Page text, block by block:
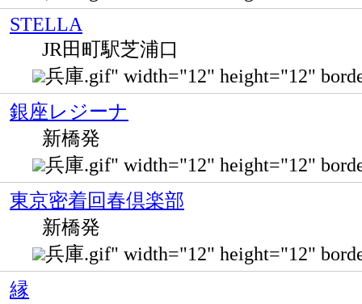
STELLA
JR田町駅芝浦口
兵庫.gif" width="12" height="12"
銀座レジーナ
新橋発
兵庫.gif" width="12" height="12"
東京密着回春倶楽部
新橋発
兵庫.gif" width="12" height="12"
縁